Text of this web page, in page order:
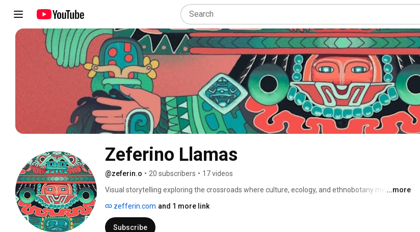
Zeferino Llamas
@zeferin.o • 20 subscribers • 17 videos
Visual storytelling exploring the crossroads where culture, ecology, and ethnobotany meet. ...more
zefferin.com and 1 more link
Subscribe